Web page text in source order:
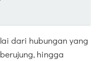
dari hubungan yang
hingga